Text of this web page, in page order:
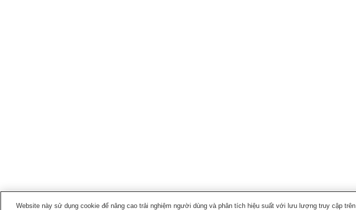
Website này sử dụng cookie để nâng cao trải nghiệm người dùng và phân tích hiệu suất với lưu lượng truy cập trên